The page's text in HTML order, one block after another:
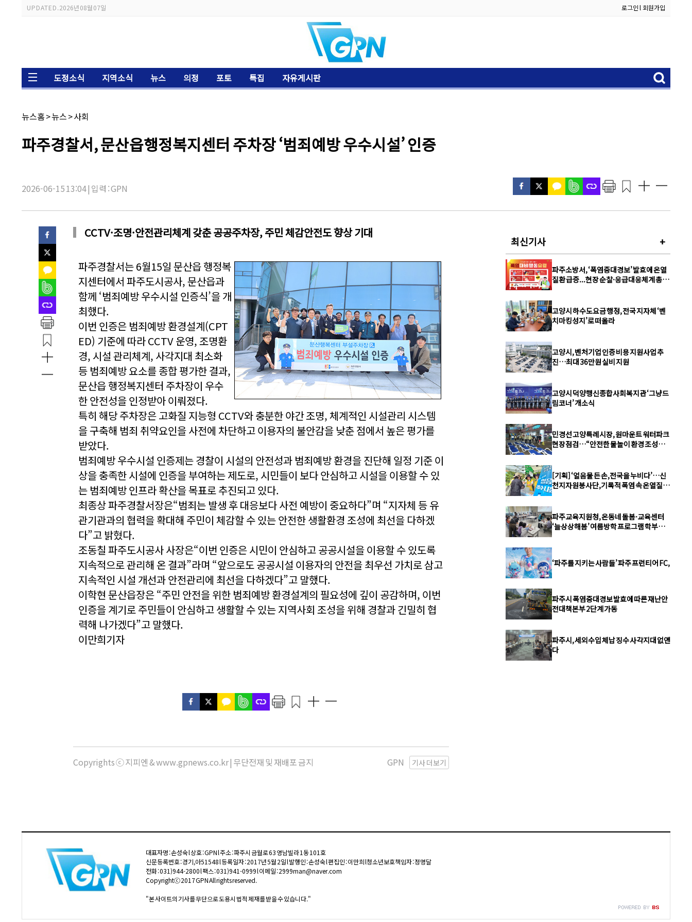
UPDATED.2026년 08월 07일 로그인l 회원가입
도정소식 지역소식 뉴스 의정 포토 특집 자유게시판
채
널
뉴스홈>뉴스>사회
기
사
파주경찰서, 문산읍행정복지센터 주차장 ‘범죄예방 우수시설’ 인증
2026-06-15 13:04 | 입력 : GPN
CCTV·조명·안전관리체계 갖춘 공공주차장, 주민 체감안전도 향상 기대
파주경찰서는 6월15일 문산읍 행정복
지센터에서 파주도시공사, 문산읍과
함께 ‘범죄예방 우수시설 인증식’을 개
최했다.
이번 인증은 범죄예방 환경설계(CPT
ED) 기준에 따라 CCTV 운영, 조명환
경, 시설 관리체계, 사각지대 최소화
등 범죄예방 요소를 종합 평가한 결과,
문산읍 행정복지센터 주차장이 우수
한 안전성을 인정받아 이뤄졌다.
특히 해당 주차장은 고화질 지능형 CCTV와 충분한 야간 조명, 체계적인 시설관리 시스템
을 구축해 범죄 취약요인을 사전에 차단하고 이용자의 불안감을 낮춘 점에서 높은 평가를
받았다.
범죄예방 우수시설 인증제는 경찰이 시설의 안전성과 범죄예방 환경을 진단해 일정 기준 이
상을 충족한 시설에 인증을 부여하는 제도로, 시민들이 보다 안심하고 시설을 이용할 수 있
는 범죄예방 인프라 확산을 목표로 추진되고 있다.
최종상 파주경찰서장은“범죄는 발생 후 대응보다 사전 예방이 중요하다”며 “지자체 등 유
관기관과의 협력을 확대해 주민이 체감할 수 있는 안전한 생활환경 조성에 최선을 다하겠
다”고 밝혔다.
조동칠 파주도시공사 사장은“이번 인증은 시민이 안심하고 공공시설을 이용할 수 있도록
지속적으로 관리해 온 결과”라며 “앞으로도 공공시설 이용자의 안전을 최우선 가치로 삼고
지속적인 시설 개선과 안전관리에 최선을 다하겠다”고 말했다.
이학현 문산읍장은 “주민 안전을 위한 범죄예방 환경설계의 필요성에 깊이 공감하며, 이번
인증을 계기로 주민들이 안심하고 생활할 수 있는 지역사회 조성을 위해 경찰과 긴밀히 협
력해 나가겠다”고 말했다.
이만희기자
Copyrights ⓒ 지피엔 & www.gpnews.co.kr | 무단전재 및 재배포 금지 기사 더보기
GPN
최신기사 +
파주소방서, ‘폭염중대경보’ 발효에 온열
질환 급증...현장 순찰·응급대응체계 총력
고양시 하수도요금 행정, 전국 지자체 ‘벤
치마킹성지’로 떠올라
고양시, 벤처기업 인증 비용 지원사업 추
진…최대 36만원 실비 지원
고양시 덕양행신종합사회복지관 ‘그냥드
림코너’ 개소식
민경선 고양특례시장, 원마운트 워터파크
현장점검…“안전한 물놀이 환경 조성에
[기획] ‘얼음물 든 손,전국을 누비다’…신
천지자원봉사단,기록적 폭염 속 온열질환
파주교육지원청, 온동네 돌봄·교육센터
‘늘상상해봄’ 여름방학 프로그램 학부모·
‘파주를 지키는 사람들’ 파주 프런티어 FC,
파주시 폭염중대경보 발효에 따른 재난안
전대책본부 2단계 가동
파주시, 세외수입 체납 징수 사각지대 없앤
다
대표자명 : 손성숙 l 상호 : GPN l 주소 : 파주시 금월로 63 영남빌라 1동 101호
신문등록번호 : 경기,아51548 l 등록일자 : 2017년 5월 2일 l 발행인 : 손성숙 l 편집인 : 이만희 l 청소년보호책임자 : 정명달
전화 : 031)944-2800 l 팩스 : 031)941-0999 l 이메일 : 2999man@naver.com
Copyrightⓒ 2017 GPN All rights reserved.
"본 사이트의 기사를 무단으로 도용시 법적 제재를 받을 수 있습니다."